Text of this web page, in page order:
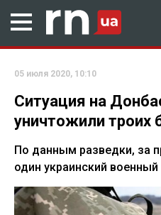
05 июля 2020, 10:10
Ситуация на
уничтожили троих
По данным разведки, за
один украинский военный